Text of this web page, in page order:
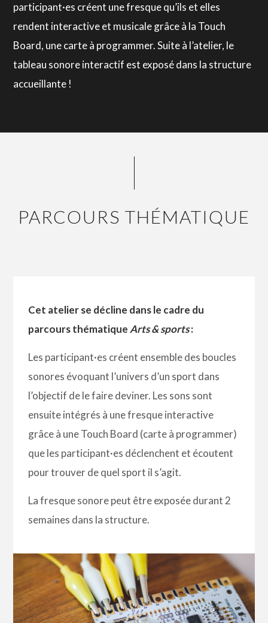
participant·es créent une fresque qu’ils et elles
rendent interactive et musicale grâce à la Touch
Board, une carte à programmer. Suite à l’atelier, le
tableau sonore interactif est exposé dans la structure
accueillante !
PARCOURS THÉMATIQUE
Cet atelier se décline dans le cadre du
parcours thématique Arts & sports:
Les participant·es créent ensemble des boucles
sonores évoquant l’univers d’un sport dans
l’objectif de le faire deviner. Les sons sont
ensuite intégrés à une fresque interactive
grâce à une Touch Board (carte à programmer)
que les participant·es déclenchent et écoutent
pour trouver de quel sport il s’agit.
La fresque sonore peut être exposée durant 2
semaines dans la structure.